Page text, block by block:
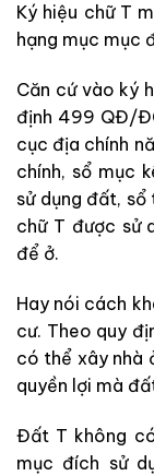
Ký hiệu chữ T
hạng mục mục
Căn cứ vào ký
định 499 QĐ/
cục địa chính
chính, sổ mục
sử dụng đất,
chữ T được sử
để ở.
Hay nói cách
cư. Theo quy
có thể xây nhà
quyền lợi mà
Đất T không
mục đích sử